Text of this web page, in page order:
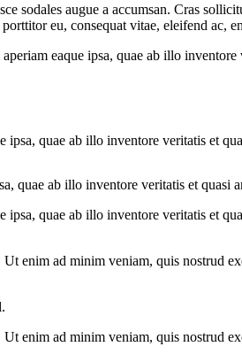
sodales augue a accumsan. Cras
eu, consequat vitae, eleifend ac,
eaque ipsa, quae ab illo
quae ab illo inventore veritatis et
quae ab illo inventore veritatis et quasi
quae ab illo inventore veritatis et
enim ad minim veniam, quis nostrud
enim ad minim veniam, quis nostrud